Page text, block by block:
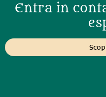
Entra in